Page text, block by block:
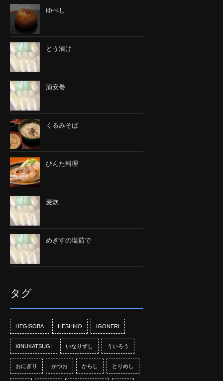
ゆべし
とう漬け
浦安巻
くるみそば
びんた料理
麦炊
めぎすの塩茹で
タグ
HEGISOBA HESHIKO IGONERI
KINUKATSUGI いなりずし ういろう
おにぎり かつお からし とりめし